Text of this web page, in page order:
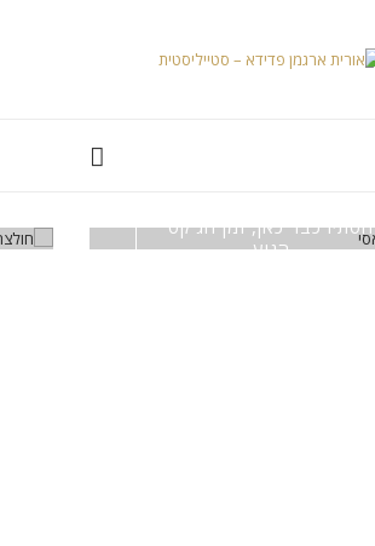
הסתיו כבר כאן, זמן הג'קט
הגיע